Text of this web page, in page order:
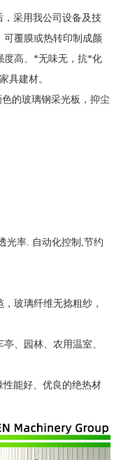
，采用我公司设备及技
可覆膜或热转印制成颜
度高、*无味无，抗*化
具建材。
的玻璃钢采光板，抑尘
光率. 自动化控制,节约
玻璃纤维无捻粗纱，
、园林、农用温室、
能好、优良的绝热材